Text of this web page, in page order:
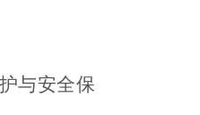
与安全保